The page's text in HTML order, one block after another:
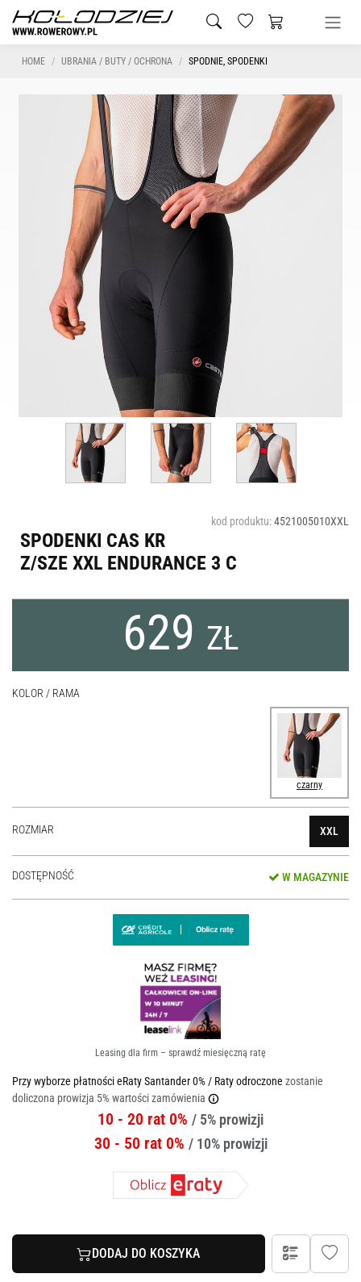
HOME UBRANIA / BUTY / OCHRONA SPODNIE, SPODENKI
kod produktu:4521005010XXL
SPODENKI CAS KR
Z/SZE XXL ENDURANCE 3 C
629 ZŁ
KOLOR / RAMA
czarny
ROZMIAR XXL
DOSTĘPNOŚĆ W MAGAZYNIE
Leasing dla firm – sprawdź miesięczną ratę
Przy wyborze płatności eRaty Santander 0% / Raty odroczone zostanie
doliczona prowizja 5% wartości zamówienia
10 - 20 rat 0% / 5% prowizji
30 - 50 rat 0% / 10% prowizji
DODAJ DO KOSZYKA